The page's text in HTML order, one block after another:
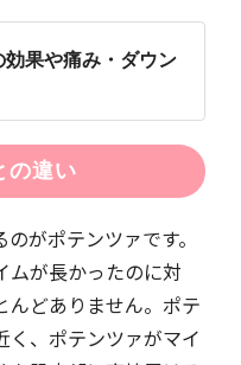
効果や痛み・ダウン
の違い
がポテンツァです。
ムが長かったのに対
んどありません。ポテ
く、ポテンツァがマイ